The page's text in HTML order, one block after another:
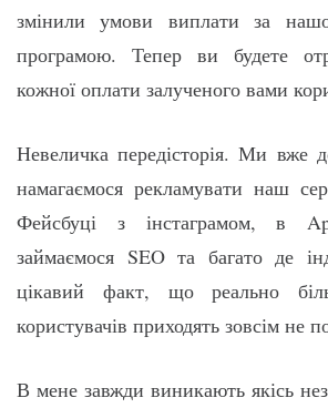
змінили умови виплати за
програмою. Тепер ви будете
кожної оплати залученого вами
Невеличка передісторія. Ми вже
намагаємося рекламувати наш
Фейсбуці з інстаграмом, в
займаємося SEO та багато де
цікавий факт, що реально
користувачів приходять зовсім не
В мене завжди виникають якісь